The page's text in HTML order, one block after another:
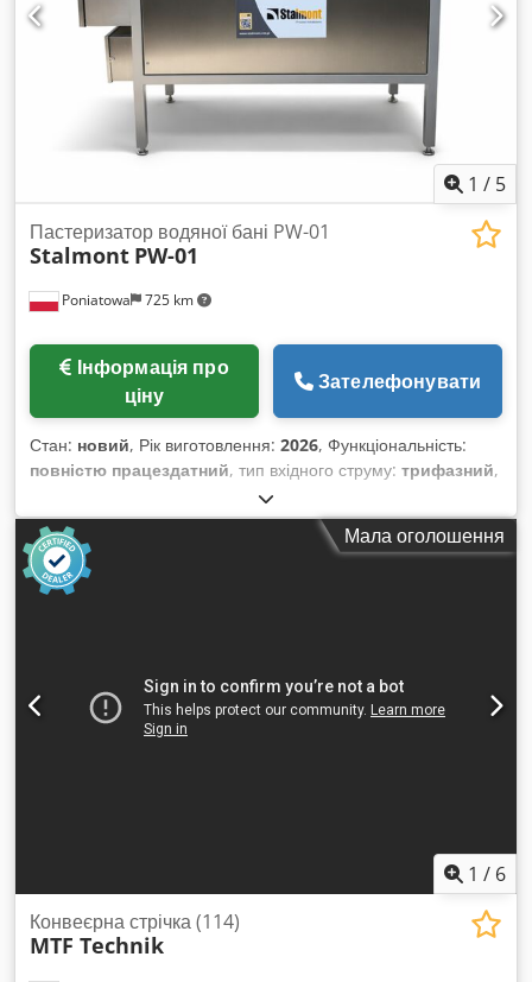
1 / 5
Poniatowa 725 km
Пастеризатор водяної бані PW-01
Stalmont PW-01
ціну
Зателефонувати
Стан: новий, Рік виготовлення: 2026, Функціональність:
повністю працездатний, тип вхідного струму: трифазний,
, вхідна напруга:
90 °C, ємність бака:140 л, тип регулювання висоти:
механічний
, Пастеризатор для водяної бані PW-01 — це
пристрій для термічної обробки продуктів у скляній або
ПЕТ-упаковці. Технічні характеристики: Виконання
контролер (Mikster) Датчик температури продукту
Djdotyvvmjpfx Akiewa 4 партійні кошики, розміри: 240 × 386
× 340 мм Ізольований резервуар Об'єм резервуара: 200 л
Мала оголошення
1 / 6
Конвеєрна стрічка (114)
MTF Technik